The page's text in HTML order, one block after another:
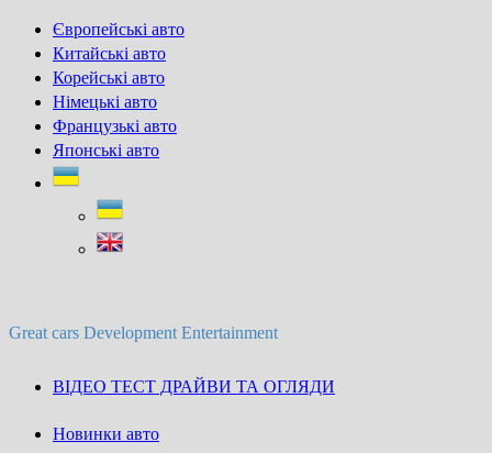
Skip
content
Європейські авто
Китайські авто
Корейські авто
Німецькі авто
Французькі авто
Японські авто
Great cars Development Entertainment
ВІДЕО ТЕСТ ДРАЙВИ ТА ОГЛЯДИ
Новинки авто